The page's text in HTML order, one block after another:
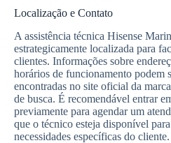
Localização e Contato
A assistência técnica Hisense
estrategicamente localizada para
clientes. Informações sobre
horários de funcionamento podem
encontradas no site oficial da
de busca. É recomendável entrar
previamente para agendar um
que o técnico esteja disponível
necessidades específicas do cliente.